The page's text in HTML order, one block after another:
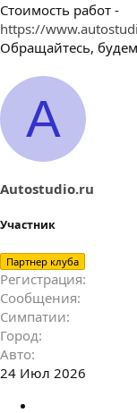
Стоимость работ -
https://
Обращайтесь,
A
Autostudio.ru
Участник
Партнер клуба
Регистрация
Сообщения
Симпатии
Город
Авто
24 Июл 2026